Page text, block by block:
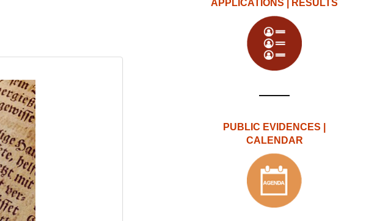
APPLICATIONS | RESULTS
PUBLIC EVIDENCES |
CALENDAR